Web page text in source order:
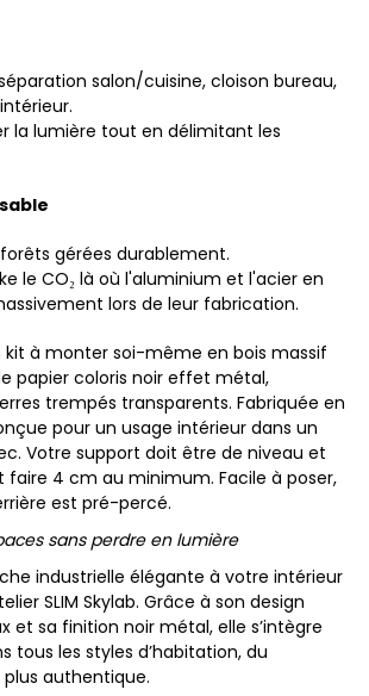
salon/cuisine, cloison bureau,
la lumière tout en délimitant les
forêts gérées durablement.
le CO₂ là où l'aluminium et l'acier en
lors de leur fabrication.
kit à monter soi-même en bois massif
papier coloris noir effet métal,
trempés transparents. Fabriquée en
pour un usage intérieur dans un
Votre support doit être de niveau et
faire 4 cm au minimum. Facile à poser,
est pré-percé.
sans perdre en lumière
industrielle élégante à votre intérieur
SLIM Skylab. Grâce à son design
et sa finition noir métal, elle s’intègre
tous les styles d’habitation, du
authentique.